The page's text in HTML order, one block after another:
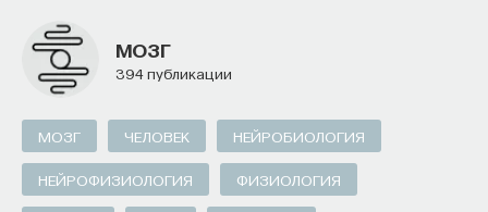
МОЗГ
394 публикации
МОЗГ ЧЕЛОВЕК НЕЙРОБИОЛОГИЯ
НЕЙРОФИЗИОЛОГИЯ ФИЗИОЛОГИЯ